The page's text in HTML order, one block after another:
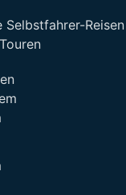
Selbstfahrer-